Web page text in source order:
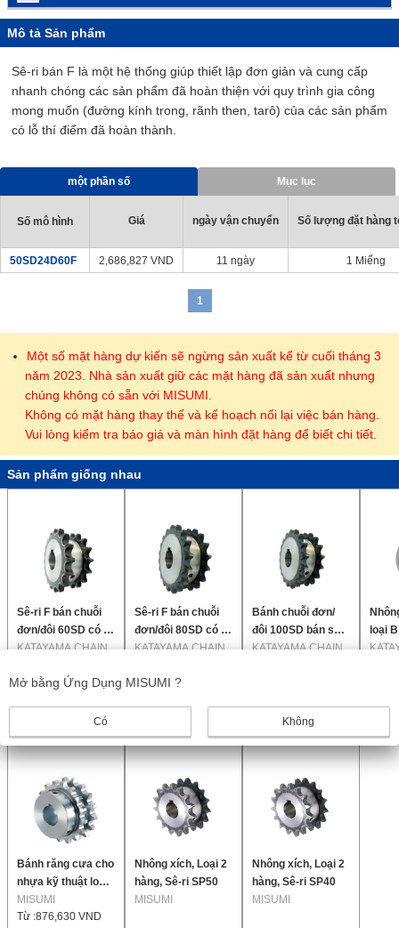
Mô tả Sản phẩm
Sê-ri bán F là một hệ thống giúp thiết lập đơn giản và cung cấp
nhanh chóng các sản phẩm đã hoàn thiện với quy trình gia công
mong muốn (đường kính trong, rãnh then, tarô) của các sản phẩm
có lỗ thí điểm đã hoàn thành.
một phần số Mục lục
Số mô hình Giá ngày vận chuyển Số lượng đặt hàng
50SD24D60F 2,686,827 VND 11 ngày 1 Miếng
1
Một số mặt hàng dự kiến sẽ ngừng sản xuất kể từ cuối tháng 3
năm 2023. Nhà sản xuất giữ các mặt hàng đã sản xuất nhưng
chúng không có sẵn với MISUMI.
Không có mặt hàng thay thế và kế hoạch nối lại việc bán hàng.
Vui lòng kiểm tra báo giá và màn hình đặt hàng để biết chi tiết.
Sản phẩm giống nhau
Sê-ri F bán chuỗi
đơn/đôi 60SD có lỗi
hệ thống được gia
mới)
KATAYAMA CHAIN
11 ngày
Sê-ri F bán chuỗi
đơn/đôi 80SD có lỗi
hệ thống được gia
mới)
KATAYAMA CHAIN
11 ngày
Bánh chuỗi đơn/
đôi 100SD bán sê-
ri F có lỗi hệ thống
KATAYAMA CHAIN
loại
cũ có
Sản phẩm bổ sung
Bánh răng cưa cho
nhựa kỹ thuật loại
2 hàng
MISUMI
Từ :876,630 VND
Nhông xích, Loại 2
hàng, Sê-ri SP50
MISUMI
Nhông xích, Loại 2
hàng, Sê-ri SP40
MISUMI
Mở bằng Ứng Dụng MISUMI ?
Có Không